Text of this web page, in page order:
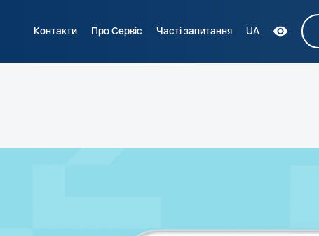
Контакти Про Сервіс Часті запитання UA